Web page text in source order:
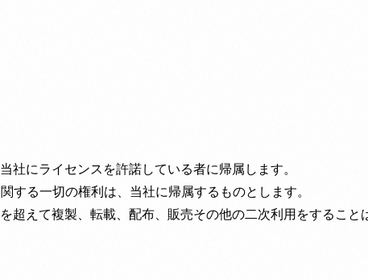
にライセンスを許諾している者に帰属します。
る一切の権利は、当社に帰属するものとします。
えて複製、転載、配布、販売その他の二次利用をすること